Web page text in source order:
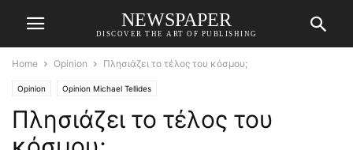
NEWSPAPER
DISCOVER THE ART OF PUBLISHING
Home Opinion Πλησιάζει το τέλος του κόσμου;
Opinion Opinion Michael Tellides
Πλησιάζει το τέλος του